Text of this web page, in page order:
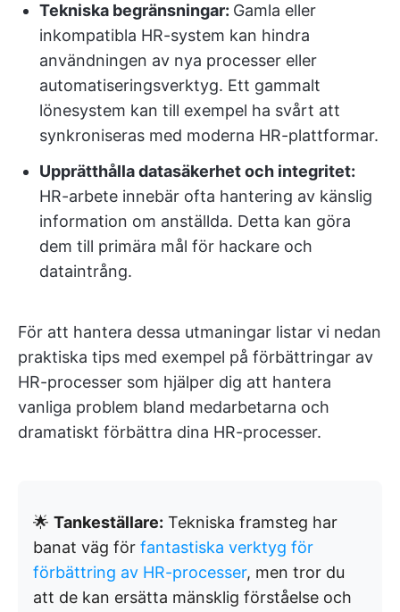
Tekniska begränsningar: Gamla eller
inkompatibla HR-system kan hindra
användningen av nya processer eller
automatiseringsverktyg. Ett gammalt
lönesystem kan till exempel ha svårt att
synkroniseras med moderna HR-plattformar.
Upprätthålla datasäkerhet och integritet:
HR-arbete innebär ofta hantering av känslig
information om anställda. Detta kan göra
dem till primära mål för hackare och
dataintrång.
För att hantera dessa utmaningar listar vi nedan
praktiska tips med exempel på förbättringar av
HR-processer som hjälper dig att hantera
vanliga problem bland medarbetarna och
dramatiskt förbättra dina HR-processer.
🌟 Tankeställare: Tekniska framsteg har
banat väg för fantastiska verktyg för
förbättring av HR-processer, men tror du
att de kan ersätta mänsklig förståelse och